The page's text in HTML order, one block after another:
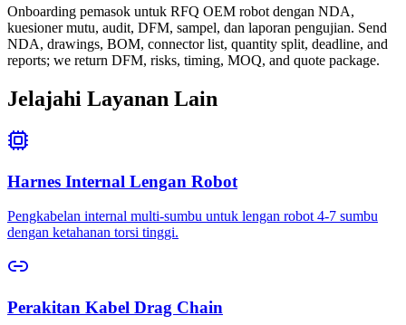
Onboarding pemasok untuk RFQ OEM robot dengan NDA,
kuesioner mutu, audit, DFM, sampel, dan laporan pengujian. Send
NDA, drawings, BOM, connector list, quantity split, deadline, and
reports; we return DFM, risks, timing, MOQ, and quote package.
Jelajahi Layanan Lain
Harnes Internal Lengan Robot
Pengkabelan internal multi-sumbu untuk lengan robot 4-7 sumbu
dengan ketahanan torsi tinggi.
Perakitan Kabel Drag Chain